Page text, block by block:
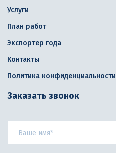
Услуги
План работ
Экспортер года
Контакты
Политика конфиденциальности
Заказать звонок